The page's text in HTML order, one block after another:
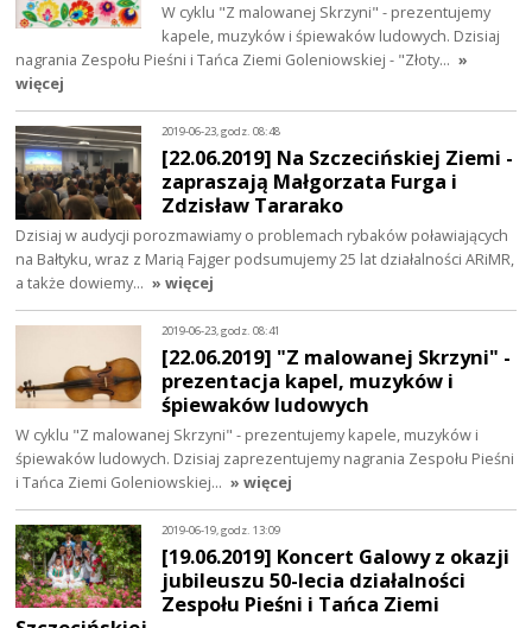
W cyklu "Z malowanej Skrzyni" - prezentujemy
kapele, muzyków i śpiewaków ludowych. Dzisiaj
nagrania Zespołu Pieśni i Tańca Ziemi Goleniowskiej - "Złoty… »
więcej
2019-06-23, godz. 08:48
[22.06.2019] Na Szczecińskiej Ziemi -
zapraszają Małgorzata Furga i
Zdzisław Tararako
Dzisiaj w audycji porozmawiamy o problemach rybaków poławiających
na Bałtyku, wraz z Marią Fajger podsumujemy 25 lat działalności ARiMR,
a także dowiemy… » więcej
2019-06-23, godz. 08:41
[22.06.2019] "Z malowanej Skrzyni" -
prezentacja kapel, muzyków i
śpiewaków ludowych
W cyklu "Z malowanej Skrzyni" - prezentujemy kapele, muzyków i
śpiewaków ludowych. Dzisiaj zaprezentujemy nagrania Zespołu Pieśni
i Tańca Ziemi Goleniowskiej… » więcej
2019-06-19, godz. 13:09
[19.06.2019] Koncert Galowy z okazji
jubileuszu 50-lecia działalności
Zespołu Pieśni i Tańca Ziemi